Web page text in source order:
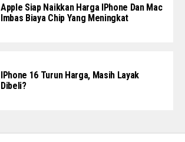
Apple Siap Naikkan Harga IPhone Dan Mac
Imbas Biaya Chip Yang Meningkat
IPhone 16 Turun Harga, Masih Layak
Dibeli?